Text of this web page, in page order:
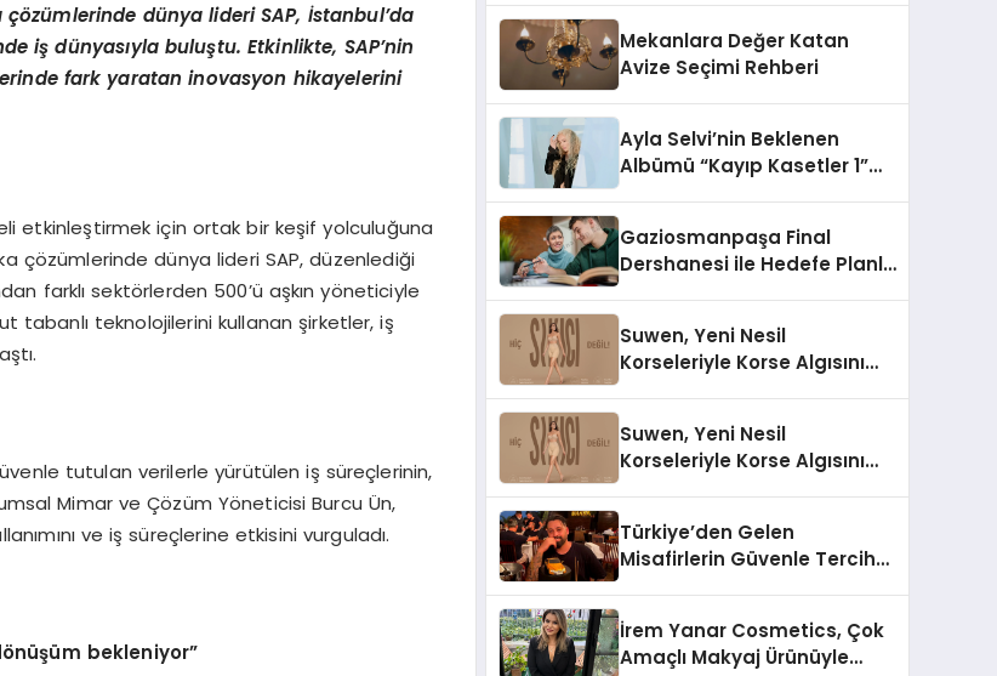
dünya lideri SAP, İstanbul’da
iş dünyasıyla buluştu. Etkinlikte, SAP’nin
fark yaratan inovasyon hikayelerini
etkinleştirmek için ortak bir keşif yolculuğuna
çözümlerinde dünya lideri SAP, düzenlediği
farklı sektörlerden 500’ü aşkın yöneticiyle
tabanlı teknolojilerini kullanan şirketler, iş
tutulan verilerle yürütülen iş süreçlerinin,
Mimar ve Çözüm Yöneticisi Burcu Ün,
ve iş süreçlerine etkisini vurguladı.
önüşüm bekleniyor”
Mekanlara Değer Katan
Avize Seçimi Rehberi
Ayla Selvi’nin Beklenen
Albümü “Kayıp Kasetler 1”
Gaziosmanpaşa Final
Dershanesi ile Hedefe Planlı
Suwen, Yeni Nesil
Korseleriyle Korse Algısını
Suwen, Yeni Nesil
Korseleriyle Korse Algısını
Türkiye’den Gelen
Misafirlerin Güvenle Tercih
Dikkat Çekiyor
İrem Yanar Cosmetics, Çok
Amaçlı Makyaj Ürünüyle